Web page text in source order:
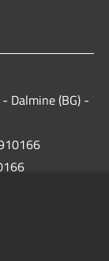
Dalmine (BG) -